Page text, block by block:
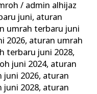
/ admin alhijaz
juni, aturan
umrah terbaru juni
2026, aturan umrah
terbaru juni 2028,
juni 2024, aturan
juni 2026, aturan
juni 2028, aturan